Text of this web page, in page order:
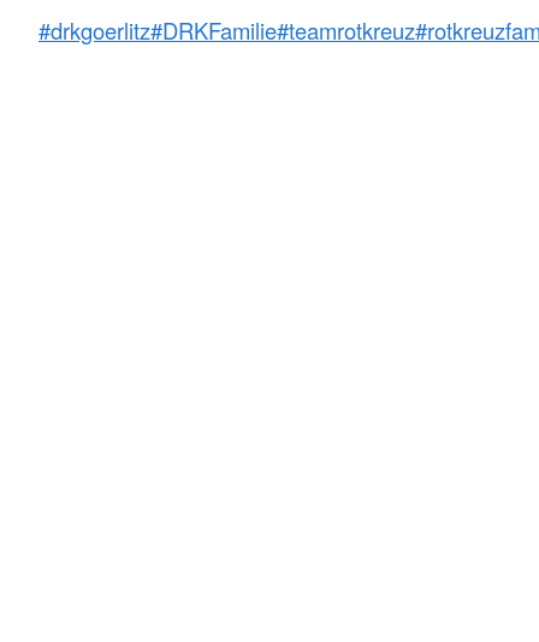
#drkgoerlitz#DRKFamilie#teamrotkreuz